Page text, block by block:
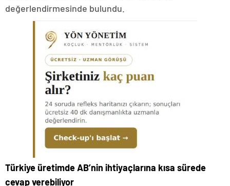
değerlendirmesinde bulundu.
Türkiye üretimde AB’nin ihtiyaçlarına kısa sürede
cevap verebiliyor